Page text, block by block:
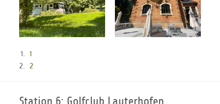
1
2
Station 6: Golfclub Lauterhofen